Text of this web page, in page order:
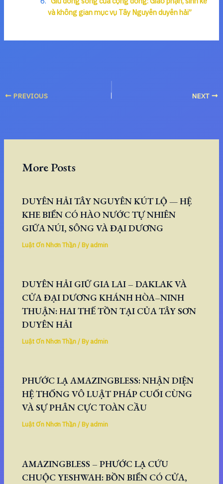
và không gian mục vụ Tây Nguyên duyên hải”
PREVIOUS NEXT
More Posts
DUYÊN HẢI TÂY NGUYÊN KÚT LỘ — HỆ
KHE BIỂN CÓ HÀO NƯỚC TỰ NHIÊN
GIỮA NÚI, SÔNG VÀ ĐẠI DƯƠNG
Luật Ơn Nhơn Thần/ Byadmin
DUYÊN HẢI GIỮ GIA LAI – DAKLAK VÀ
CỬA ĐẠI DƯƠNG KHÁNH HÒA–NINH
THUẬN: HAI THẾ TỒN TẠI CỦA TÂY SƠN
DUYÊN HẢI
Luật Ơn Nhơn Thần/ Byadmin
PHƯỚC LẠ AMAZINGBLESS: NHẬN DIỆN
HỆ THỐNG VÔ LUẬT PHÁP CUỐI CÙNG
VÀ SỰ PHÂN CỰC TOÀN CẦU
Luật Ơn Nhơn Thần/ Byadmin
AMAZINGBLESS – PHƯỚC LẠ CỨU
CHUỘC YESHWAH: BỒN BIỂN CÓ CỬA,